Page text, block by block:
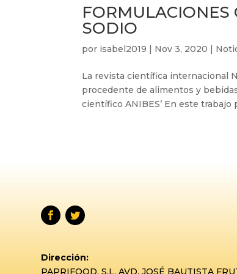
FORMULACIONES
SODIO
por isabel2019 | Nov 3, 2020 |
La revista científica internacional
procedente de alimentos y
científico ANIBES’ En este trabajo
Dirección:
PAPRIFOOD, S.L. AVD. JOSÉ BAUTISTA